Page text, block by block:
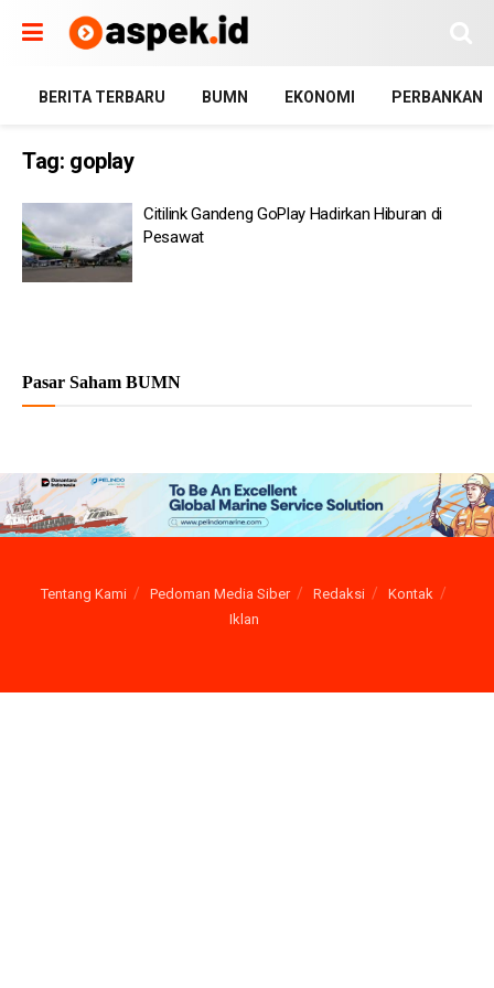
BERITA TERBARU BUMN EKONOMI PERBANKAN
Tag: goplay
Citilink Gandeng GoPlay Hadirkan Hiburan di
Pesawat
Pasar Saham BUMN
Tentang Kami Pedoman Media Siber Redaksi
Kontak
Iklan